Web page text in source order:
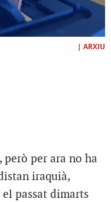
| ARXIU
però per ara no ha
iraquià,
el passat dimarts